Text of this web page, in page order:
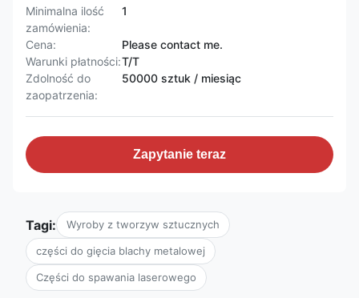
Minimalna ilość
zamówienia:
1
Cena:
Please contact me.
Warunki płatności:T/T
Zdolność do
zaopatrzenia:
50000 sztuk / miesiąc
Zapytanie teraz
Tagi: Wyroby z tworzyw sztucznych
części do gięcia blachy metalowej
Części do spawania laserowego